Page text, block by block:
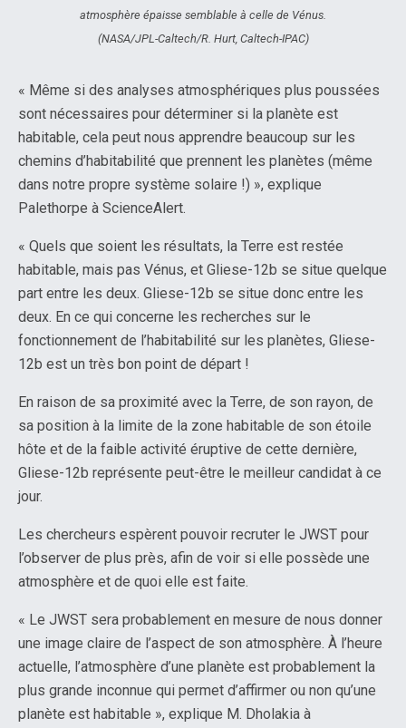
atmosphère épaisse semblable à celle de Vénus.
(NASA/JPL-Caltech/R. Hurt, Caltech-IPAC)
« Même si des analyses atmosphériques plus poussées
sont nécessaires pour déterminer si la planète est
habitable, cela peut nous apprendre beaucoup sur les
chemins d’habitabilité que prennent les planètes (même
dans notre propre système solaire !) », explique
Palethorpe à ScienceAlert.
« Quels que soient les résultats, la Terre est restée
habitable, mais pas Vénus, et Gliese-12b se situe quelque
part entre les deux. Gliese-12b se situe donc entre les
deux. En ce qui concerne les recherches sur le
fonctionnement de l’habitabilité sur les planètes, Gliese-
12b est un très bon point de départ !
En raison de sa proximité avec la Terre, de son rayon, de
sa position à la limite de la zone habitable de son étoile
hôte et de la faible activité éruptive de cette dernière,
Gliese-12b représente peut-être le meilleur candidat à ce
jour.
Les chercheurs espèrent pouvoir recruter le JWST pour
l’observer de plus près, afin de voir si elle possède une
atmosphère et de quoi elle est faite.
« Le JWST sera probablement en mesure de nous donner
une image claire de l’aspect de son atmosphère. À l’heure
actuelle, l’atmosphère d’une planète est probablement la
plus grande inconnue qui permet d’affirmer ou non qu’une
planète est habitable », explique M. Dholakia à